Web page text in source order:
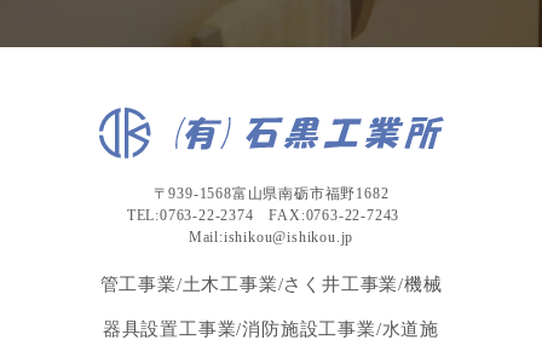
〒939-1568富山県南砺市福野1682
TEL:0763-22-2374 FAX:0763-22-7243
Mail:ishikou@ishikou.jp
管工事業/土木工事業/さく井工事業/機械
器具設置工事業/消防施設工事業/水道施